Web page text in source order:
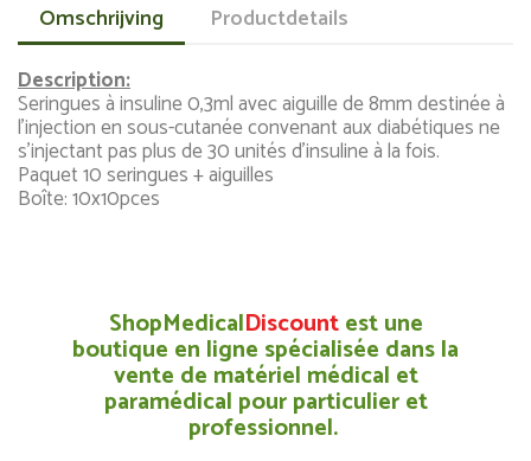
Omschrijving Productdetails
Description:
Seringues à insuline 0,3ml avec aiguille de 8mm destinée à
l’injection en sous-cutanée convenant aux diabétiques ne
s’injectant pas plus de 30 unités d’insuline à la fois.
Paquet 10 seringues + aiguilles
Boîte: 10x10pces
ShopMedicalDiscountest une
boutique en ligne spécialisée dans la
vente de matériel médical et
paramédical pour particulier et
professionnel.